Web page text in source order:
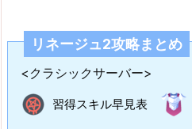
リネージュ2攻略まとめ
<クラシックサーバー>
習得スキル早見表